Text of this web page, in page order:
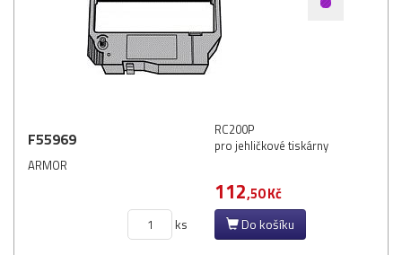
F55969
ARMOR
RC200P
pro jehličkové tiskárny
112,50 Kč
ks Do košíku